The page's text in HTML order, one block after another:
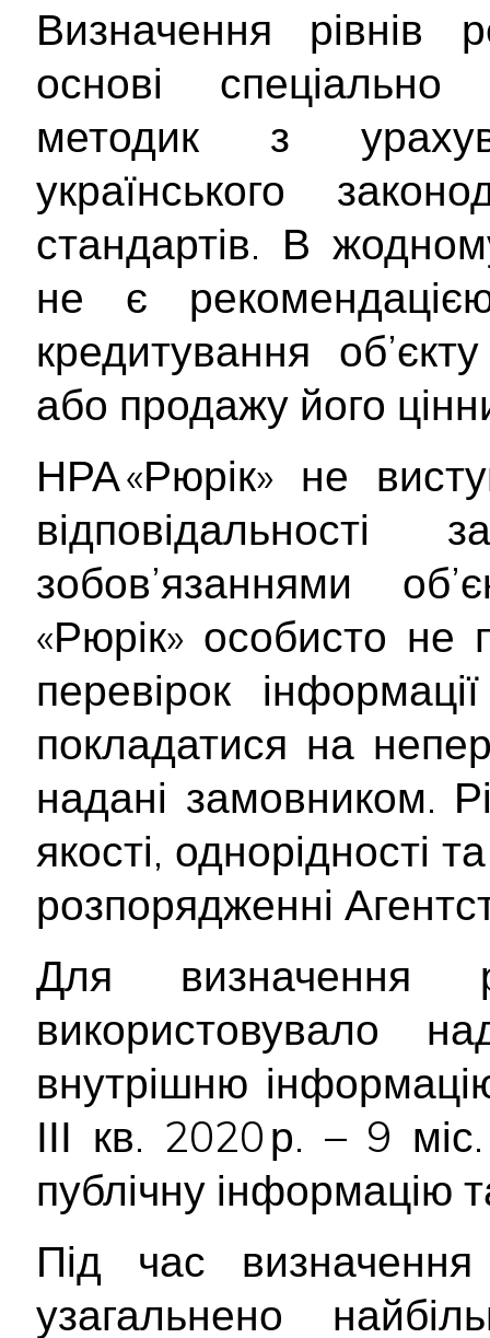
Визначення рівнів
основі спеціально
методик з
українського
стандартів. В
не є
кредитування
або продажу його
НРА «Рюрік» не
зобов’язаннями
«Рюрік» особисто не
перевірок
покладатися на
надані замовником.
якості, однорідності
розпорядженні
Для визначення
використовувало
внутрішню
ІІІ кв. 2020 р. – 9
публічну інформацію
Під час визначення
узагальнено